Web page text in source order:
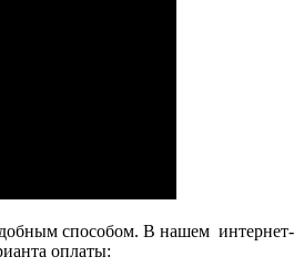
способом. В нашем интернет-
оплаты: